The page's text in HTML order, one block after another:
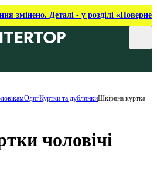
змінено. Деталі - у розділі
ОдягКуртки та дублянкиШкіряна куртка
чоловічі